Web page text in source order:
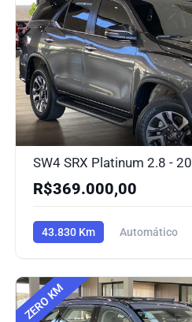
SW4 SRX Platinum 2.8 -
R$369.000,00
43.830 Km Automático
ZERO KM